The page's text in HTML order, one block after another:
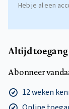
Heb je al een
Altijd
Abonneer
12 weken